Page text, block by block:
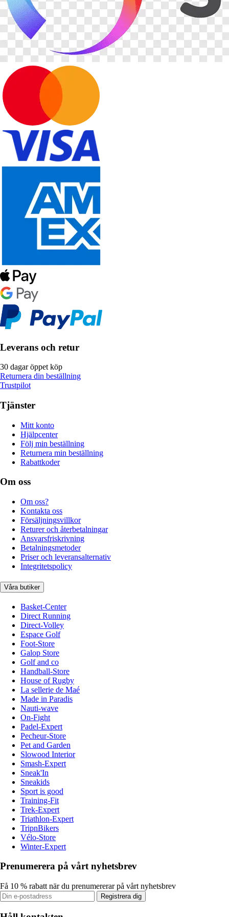
Leverans och retur
30 dagar öppet köp
Returnera din beställning
Trustpilot
Tjänster
Mitt konto
Hjälpcenter
Följ min beställning
Returnera min beställning
Rabattkoder
Om oss
Om oss?
Kontakta oss
Försäljningsvillkor
Returer och återbetalningar
Ansvarsfriskrivning
Betalningsmetoder
Priser och leveransalternativ
Integritetspolicy
Våra butiker
Basket-Center
Direct Running
Direct-Volley
Espace Golf
Foot-Store
Galop Store
Golf and co
Handball-Store
House of Rugby
La sellerie de Maé
Made in Paradis
Nauti-wave
On-Fight
Padel-Expert
Pecheur-Store
Pet and Garden
Slowood Interior
Smash-Expert
Sneak'In
Sneakids
Sport is good
Training-Fit
Trek-Expert
Triathlon-Expert
TripnBikers
Vélo-Store
Winter-Expert
Prenumerera på vårt nyhetsbrev
Få 10 % rabatt när du prenumererar på vårt nyhetsbrev
Registrera dig